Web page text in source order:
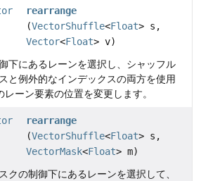
rearrange
(VectorShuffle<Float> s,
Vector<Float> v)
下にあるレーンを選択し、シャッフル
と例外的なインデックスの両方を使用
ーン要素の位置を変更します。
rearrange
(VectorShuffle<Float> s,
VectorMask<Float> m)
クの制御下にあるレーンを選択して、